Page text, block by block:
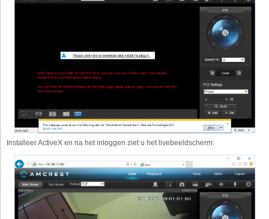
Installeer ActiveX en na het inloggen ziet u het livebeeldscherm: